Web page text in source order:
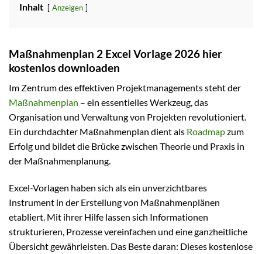
Inhalt Anzeigen
Maßnahmenplan 2 Excel Vorlage 2026 hier
kostenlos downloaden
Im Zentrum des effektiven Projektmanagements steht der
Maßnahmenplan – ein essentielles Werkzeug, das
Organisation und Verwaltung von Projekten revolutioniert.
Ein durchdachter Maßnahmenplan dient als Roadmapzum
Erfolg und bildet die Brücke zwischen Theorie und Praxis in
der Maßnahmenplanung.
Excel-Vorlagen haben sich als ein unverzichtbares
Instrument in der Erstellung von Maßnahmenplänen
etabliert. Mit ihrer Hilfe lassen sich Informationen
strukturieren, Prozesse vereinfachen und eine ganzheitliche
Übersicht gewährleisten. Das Beste daran: Dieses kostenlose